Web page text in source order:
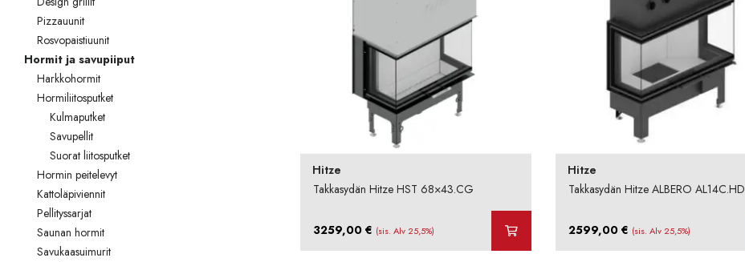
Projektit
Arkkitehdeille
Ostajan opas
Blogi
Yrityksemme
FAQ
Tulisija
Pizzauunit
Rosvopaistiuunit
Hormit ja savupiiput
Harkkohormit
Hormiliitosputket
Kulmaputket
Savupellit
Suorat liitosputket
Hormin peitelevyt
Kattoläpiviennit
Pellityssarjat
Saunan hormit
Savukaasuimurit
Hitze
Takkasydän Hitze HST 68×43.CG
3259,00 € (sis. Alv 25,5%)
Hitze
Takkasydän Hitze ALBERO AL14C.HD
2599,00 € (sis. Alv 25,5%)